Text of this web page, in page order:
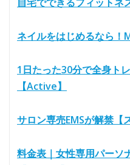
ネイルをはじめるなら！
1日たった30分で全身ト
【Active】
サロン専売EMSが解禁【
料金表｜女性専用パーソ